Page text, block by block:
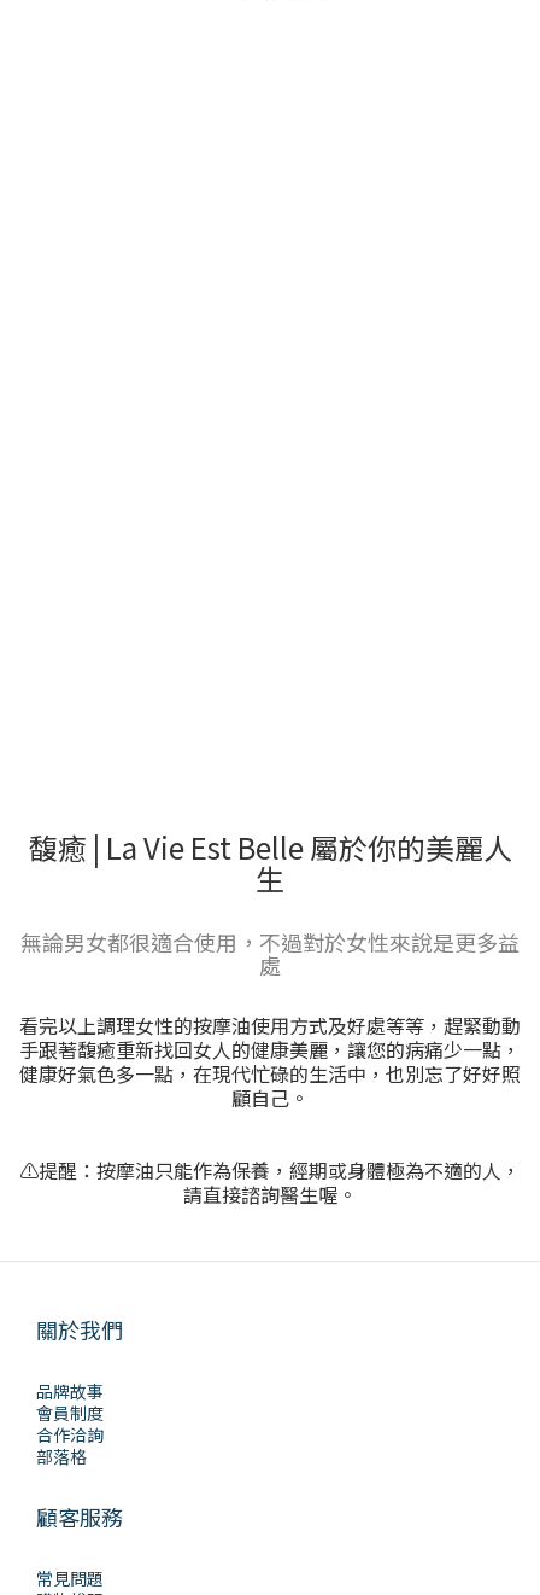
馥癒 | La Vie Est Belle 屬於你的美麗人
生
無論男女都很適合使用，不過對於女性來說是更多益
處
看完以上調理女性的按摩油使用方式及好處等等，趕緊動動
手跟著馥癒重新找回女人的健康美麗，讓您的病痛少一點，
健康好氣色多一點，在現代忙碌的生活中，也別忘了好好照
顧自己。
⚠️提醒：按摩油只能作為保養，經期或身體極為不適的人，
請直接諮詢醫生喔。
關於我們
品牌故事
會員制度
合作洽詢
部落格
顧客服務
常見問題